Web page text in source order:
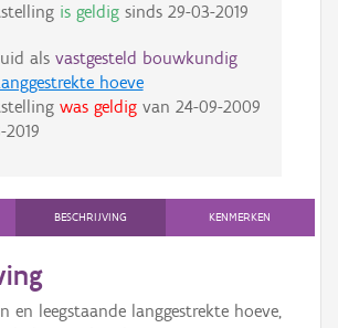
is geldigsinds 29-03-2019
als vastgesteld bouwkundig
hoeve
was geldigvan 24-09-2009
2019
BESCHRIJVING KENMERKEN
en leegstaande langgestrekte hoeve,